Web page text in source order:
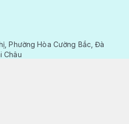
Phường Hòa Cường Bắc, Đà
Châu